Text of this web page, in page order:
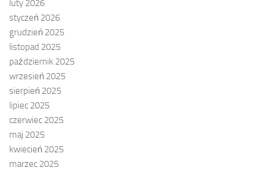
luty 2026
styczeń 2026
grudzień 2025
listopad 2025
październik 2025
wrzesień 2025
sierpień 2025
lipiec 2025
czerwiec 2025
maj 2025
kwiecień 2025
marzec 2025